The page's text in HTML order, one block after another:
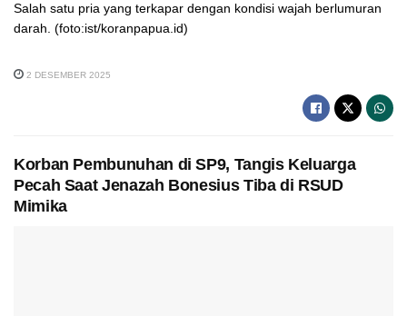
Salah satu pria yang terkapar dengan kondisi wajah berlumuran
darah. (foto:ist/koranpapua.id)
2 DESEMBER 2025
Korban Pembunuhan di SP9, Tangis Keluarga
Pecah Saat Jenazah Bonesius Tiba di RSUD
Mimika